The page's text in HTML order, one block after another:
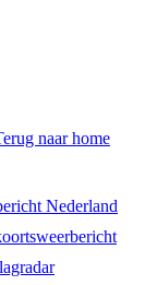
naar home
Nederland